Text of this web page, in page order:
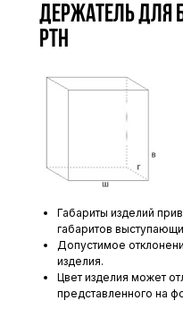
Держатель для
PTH
Габариты изделий
габаритов
Допустимое
изделия.
Цвет изделия может
представленного на